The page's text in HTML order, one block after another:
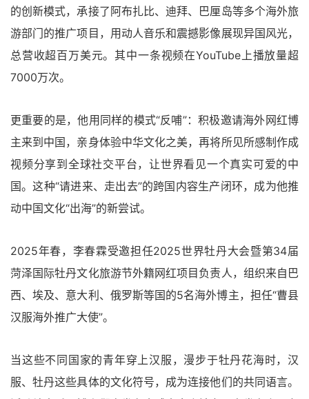
的创新模式，承接了阿布扎比、迪拜、巴厘岛等多个海外旅
游部门的推广项目，用动人音乐和震撼影像展现异国风光，
总营收超百万美元。其中一条视频在YouTube上播放量超
7000万次。
更重要的是，他用同样的模式“反哺”：积极邀请海外网红博
主来到中国，亲身体验中华文化之美，再将所见所感制作成
视频分享到全球社交平台，让世界看见一个真实可爱的中
国。这种“请进来、走出去”的跨国内容生产闭环，成为他推
动中国文化“出海”的新尝试。
2025年春，李春霖受邀担任2025世界牡丹大会暨第34届
菏泽国际牡丹文化旅游节外籍网红项目负责人，组织来自巴
西、埃及、意大利、俄罗斯等国的5名海外博主，担任“曹县
汉服海外推广大使”。
当这些不同国家的青年穿上汉服，漫步于牡丹花海时，汉
服、牡丹这些具体的文化符号，成为连接他们的共同语言。